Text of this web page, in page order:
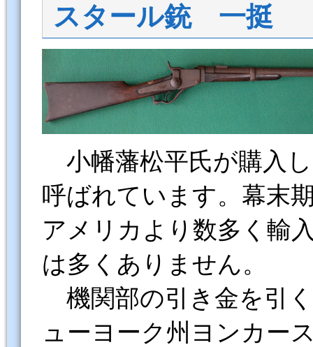
スタール銃 一挺
小幡藩松平氏が購入
呼ばれています。幕末
アメリカより数多く輸
は多くありません。
機関部の引き金を引
ューヨーク州ヨンカー